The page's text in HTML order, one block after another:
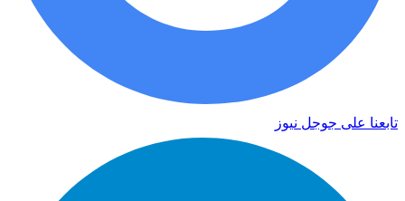
تابعنا على جوجل نيوز